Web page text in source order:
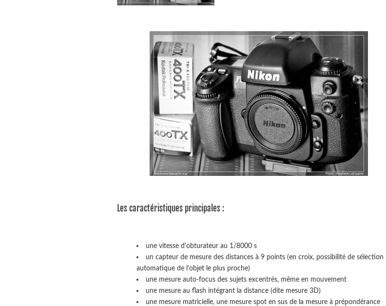
Les caractéristiques principales :
une vitesse d'obturateur au 1/8000 s
un capteur de mesure des distances à 9 points (en croix, possibilité de sélection
automatique de l'objet le plus proche)
une mesure auto-focus des sujets excentrés, même en mouvement
une mesure au flash intégrant la distance (dite mesure 3D)
une mesure matricielle, une mesure spot en sus de la mesure à prépondérance